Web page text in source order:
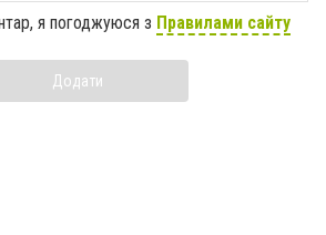
я погоджуюся з Правилами сайту
Додати